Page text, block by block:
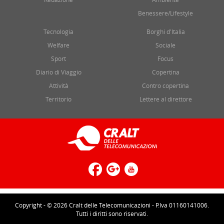
Benessere/Lifestyle
Tecnologia
Welfare
Sport
Diario di Viaggio
Attività
Territorio
Borghi d'Italia
Sociale
Focus
Copertina
Contro copertina
Lettere al direttore
Copyright - © 2026 Cralt delle Telecomunicazioni - P.Iva 01160141006.
Tutti i diritti sono riservati.